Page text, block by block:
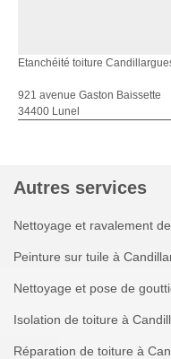
Etanchéité toiture
921 avenue Gaston Baissette
34400 Lunel
Autres services
Nettoyage et ravalement
Peinture sur tuile à
Nettoyage et pose de
Isolation de toiture à
Réparation de toiture à